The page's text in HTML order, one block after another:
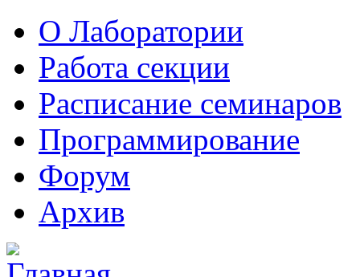
О Лаборатории
Работа секции
Расписание семинаров
Программирование
Форум
Архив